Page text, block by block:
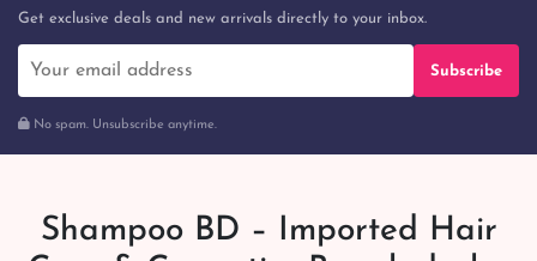
Get exclusive deals and new arrivals directly to your inbox.
Subscribe
No spam. Unsubscribe anytime.
Shampoo BD – Imported Hair